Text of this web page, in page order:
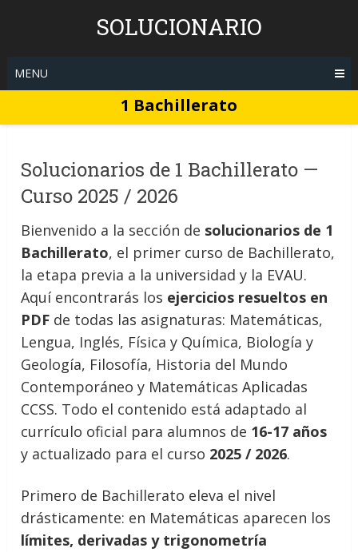
SOLUCIONARIO
MENU
1 Bachillerato
Solucionarios de 1 Bachillerato —
Curso 2025 / 2026
Bienvenido a la sección de solucionarios de 1
Bachillerato, el primer curso de Bachillerato,
la etapa previa a la universidad y la EVAU.
Aquí encontrarás los ejercicios resueltos en
PDF de todas las asignaturas: Matemáticas,
Lengua, Inglés, Física y Química, Biología y
Geología, Filosofía, Historia del Mundo
Contemporáneo y Matemáticas Aplicadas
CCSS. Todo el contenido está adaptado al
currículo oficial para alumnos de 16-17 años
y actualizado para el curso 2025 / 2026.
Primero de Bachillerato eleva el nivel
drásticamente: en Matemáticas aparecen los
límites, derivadas y trigonometría